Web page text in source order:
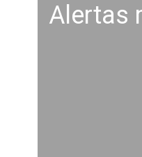
Alertas